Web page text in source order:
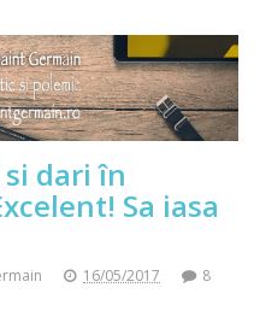
dari în
Sa iasa
16/05/2017
8